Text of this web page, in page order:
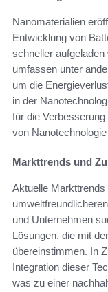
Nanomaterialien
Entwicklung von
schneller
umfassen unter
um die
in der
für die
von
Markttrends und
Aktuelle
und Unternehmen
Lösungen, die mit
übereinstimmen. In
Integration dieser
was zu einer